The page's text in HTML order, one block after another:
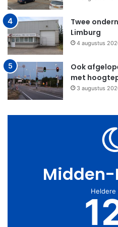
Twee
Limburg
4 augustus
Ook
met
3 augustus
Heldere